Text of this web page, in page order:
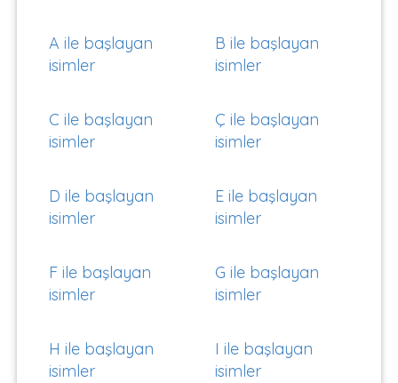
A ile başlayan
isimler
B ile başlayan
isimler
C ile başlayan
isimler
Ç ile başlayan
isimler
D ile başlayan
isimler
E ile başlayan
isimler
F ile başlayan
isimler
G ile başlayan
isimler
H ile başlayan
isimler
I ile başlayan
isimler